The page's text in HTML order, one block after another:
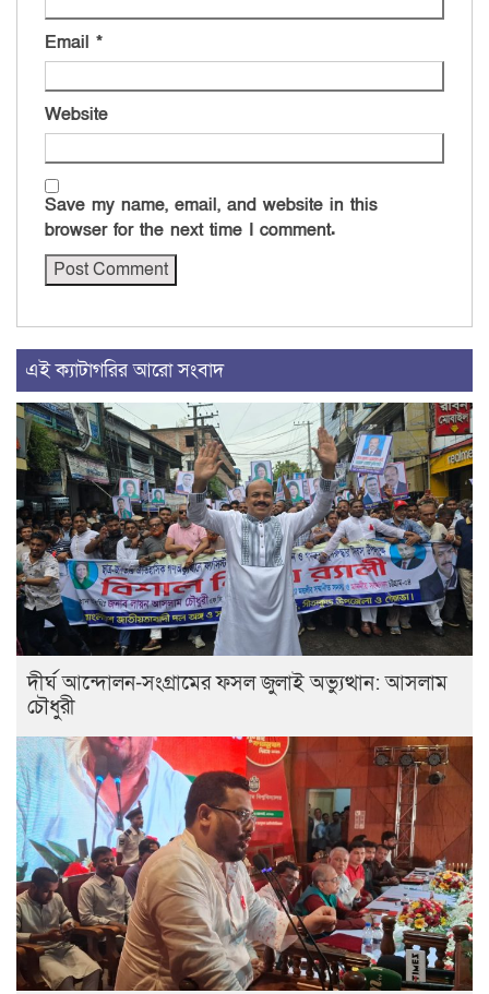
Email *
Website
Save my name, email, and website in this
browser for the next time I comment.
এই ক্যাটাগরির আরো সংবাদ
দীর্ঘ আন্দোলন-সংগ্রামের ফসল জুলাই অভ্যুত্থান: আসলাম
চৌধুরী